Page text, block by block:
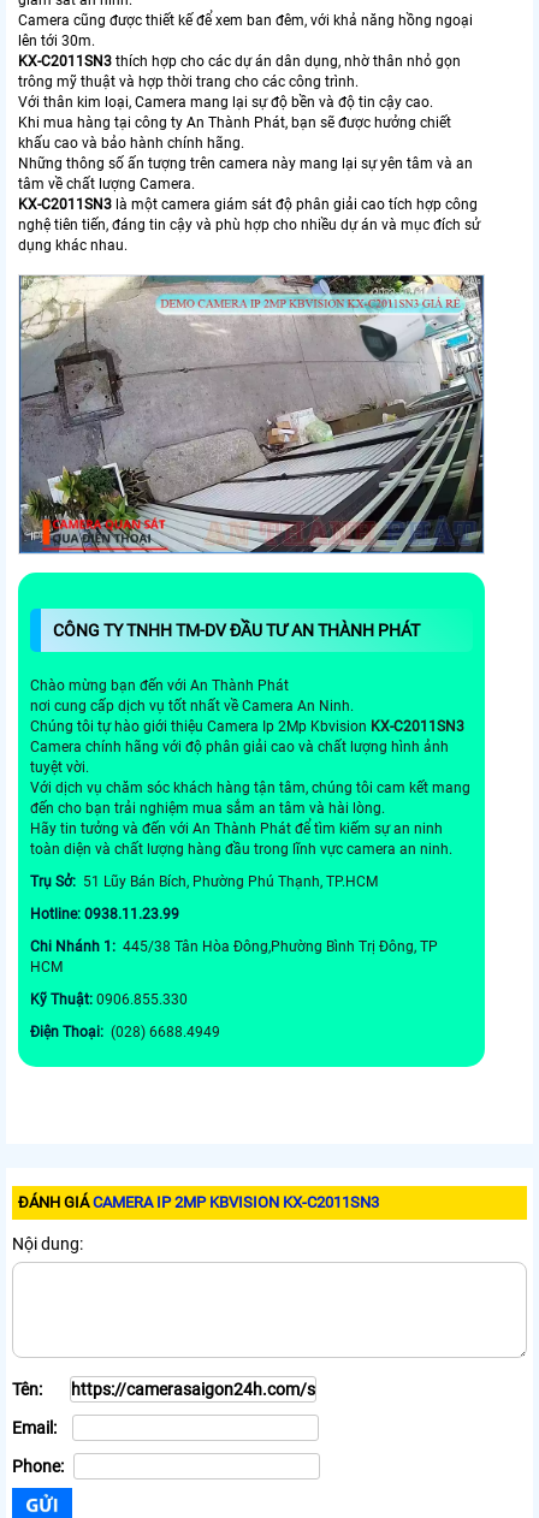
Camera cũng được thiết kế để xem ban đêm, với khả năng hồng ngoại
lên tới 30m.
KX-C2011SN3 thích hợp cho các dự án dân dụng, nhờ thân nhỏ gọn
trông mỹ thuật và hợp thời trang cho các công trình.
Với thân kim loại, Camera mang lại sự độ bền và độ tin cậy cao.
Khi mua hàng tại công ty An Thành Phát, bạn sẽ được hưởng chiết
khấu cao và bảo hành chính hãng.
Những thông số ấn tượng trên camera này mang lại sự yên tâm và an
tâm về chất lượng Camera.
KX-C2011SN3 là một camera giám sát độ phân giải cao tích hợp công
nghệ tiên tiến, đáng tin cậy và phù hợp cho nhiều dự án và mục đích sử
dụng khác nhau.
CÔNG TY TNHH TM-DV ĐẦU TƯ AN THÀNH PHÁT
Chào mừng bạn đến với An Thành Phát
nơi cung cấp dịch vụ tốt nhất về Camera An Ninh.
Chúng tôi tự hào giới thiệu Camera Ip 2Mp Kbvision KX-C2011SN3
Camera chính hãng với độ phân giải cao và chất lượng hình ảnh
tuyệt vời.
Với dịch vụ chăm sóc khách hàng tận tâm, chúng tôi cam kết mang
đến cho bạn trải nghiệm mua sắm an tâm và hài lòng.
Hãy tin tưởng và đến với An Thành Phát để tìm kiếm sự an ninh
toàn diện và chất lượng hàng đầu trong lĩnh vực camera an ninh.
Trụ Sở: 51 Lũy Bán Bích, Phường Phú Thạnh, TP.HCM
Hotline: 0938.11.23.99
Chi Nhánh 1: 445/38 Tân Hòa Đông,Phường Bình Trị Đông, TP
HCM
Kỹ Thuật: 0906.855.330
Điện Thoại: (028) 6688.4949
ĐÁNH GIÁCAMERA IP 2MP KBVISION KX-C2011SN3
Nội dung:
Tên:
Email:
Phone: